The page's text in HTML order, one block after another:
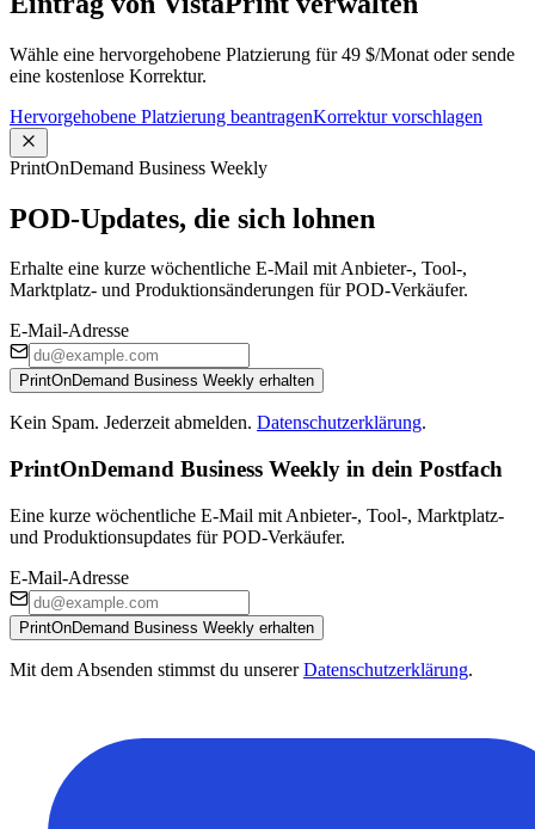
Wähle eine hervorgehobene Platzierung für 49 $/Monat oder sende
eine kostenlose Korrektur.
Hervorgehobene Platzierung beantragenKorrektur vorschlagen
PrintOnDemand Business Weekly
POD-Updates, die sich lohnen
Erhalte eine kurze wöchentliche E-Mail mit Anbieter-, Tool-,
Marktplatz- und Produktionsänderungen für POD-Verkäufer.
E-Mail-Adresse
PrintOnDemand Business Weekly erhalten
Kein Spam. Jederzeit abmelden. Datenschutzerklärung.
PrintOnDemand Business Weekly in dein Postfach
Eine kurze wöchentliche E-Mail mit Anbieter-, Tool-, Marktplatz-
und Produktionsupdates für POD-Verkäufer.
E-Mail-Adresse
PrintOnDemand Business Weekly erhalten
Mit dem Absenden stimmst du unserer Datenschutzerklärung.